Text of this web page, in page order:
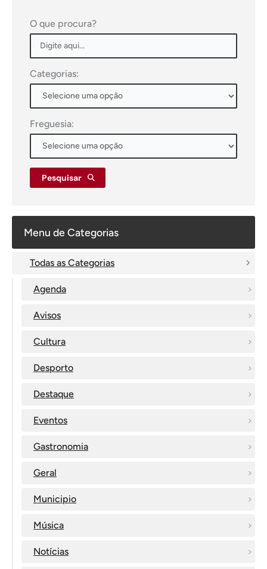
O que procura?
Categorias:
Freguesia:
Pesquisar
Menu de Categorias
Todas as Categorias
Agenda
Avisos
Cultura
Desporto
Destaque
Eventos
Gastronomia
Geral
Municipio
Música
Notícias